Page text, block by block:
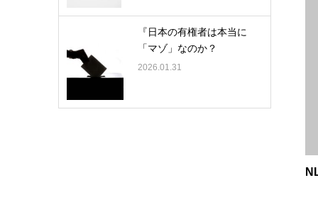
『日本の有権者は本当に
「マゾ」なのか？
2026.01.31